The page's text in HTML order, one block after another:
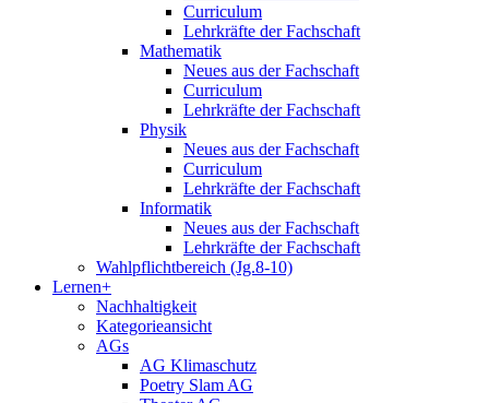
Curriculum
Lehrkräfte der Fachschaft
Mathematik
Neues aus der Fachschaft
Curriculum
Lehrkräfte der Fachschaft
Physik
Neues aus der Fachschaft
Curriculum
Lehrkräfte der Fachschaft
Informatik
Neues aus der Fachschaft
Lehrkräfte der Fachschaft
Wahlpflichtbereich (Jg.8-10)
Lernen+
Nachhaltigkeit
Kategorieansicht
AGs
AG Klimaschutz
Poetry Slam AG